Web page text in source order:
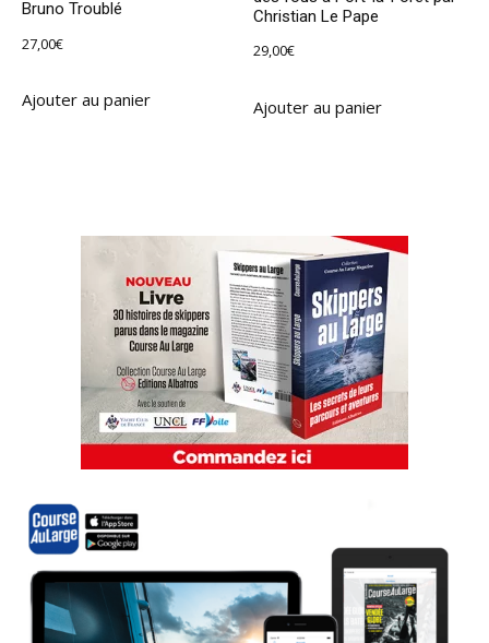
Bruno Troublé
27,00€
Ajouter au panier
Christian Le Pape
29,00€
Ajouter au panier